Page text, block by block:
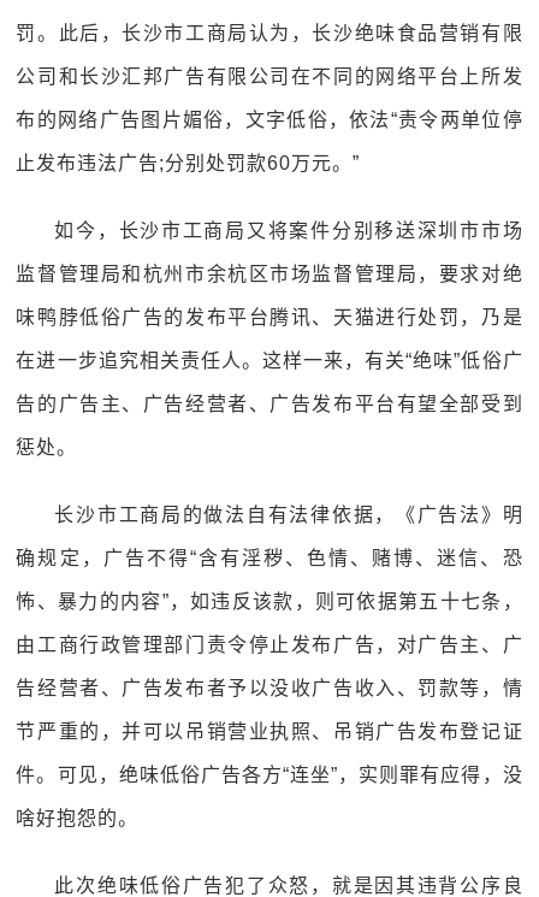
罚。此后，长沙市工商局认为，长沙绝味食品营销有限
公司和长沙汇邦广告有限公司在不同的网络平台上所发
布的网络广告图片媚俗，文字低俗，依法“责令两单位停
止发布违法广告;分别处罚款60万元。”
如今，长沙市工商局又将案件分别移送深圳市市场
监督管理局和杭州市余杭区市场监督管理局，要求对绝
味鸭脖低俗广告的发布平台腾讯、天猫进行处罚，乃是
在进一步追究相关责任人。这样一来，有关“绝味”低俗广
告的广告主、广告经营者、广告发布平台有望全部受到
惩处。
长沙市工商局的做法自有法律依据，《广告法》明
确规定，广告不得“含有淫秽、色情、赌博、迷信、恐
怖、暴力的内容”，如违反该款，则可依据第五十七条，
由工商行政管理部门责令停止发布广告，对广告主、广
告经营者、广告发布者予以没收广告收入、罚款等，情
节严重的，并可以吊销营业执照、吊销广告发布登记证
件。可见，绝味低俗广告各方“连坐”，实则罪有应得，没
啥好抱怨的。
此次绝味低俗广告犯了众怒，就是因其违背公序良